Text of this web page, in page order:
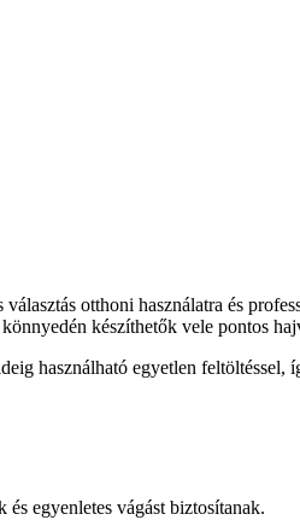
otthoni használatra és
készíthetők vele pontos
használható egyetlen
egyenletes vágást biztosítanak.